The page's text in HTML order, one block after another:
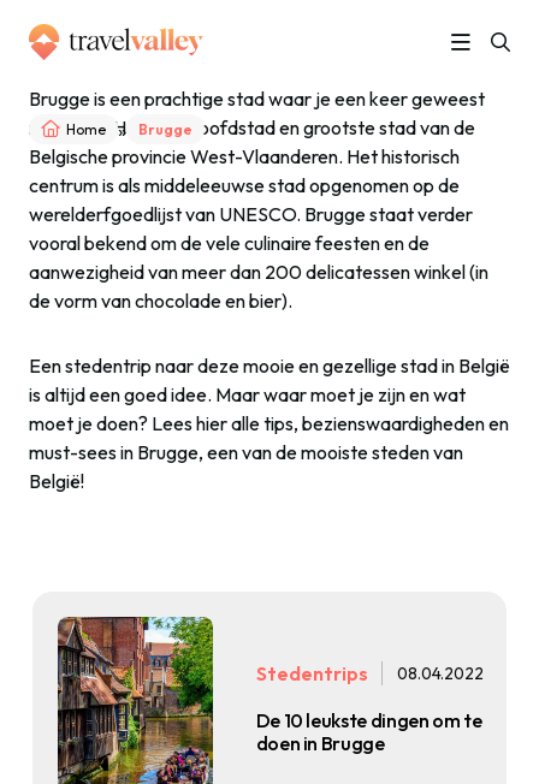
Home » Brugge
Brugge is een prachtige stad waar je een keer geweest
moet zijn. Het is de hoofdstad en grootste stad van de
Belgische provincie West-Vlaanderen. Het historisch
centrum is als middeleeuwse stad opgenomen op de
werelderfgoedlijst van UNESCO. Brugge staat verder
vooral bekend om de vele culinaire feesten en de
aanwezigheid van meer dan 200 delicatessen winkel (in
de vorm van chocolade en bier).
Een stedentrip naar deze mooie en gezellige stad in België
is altijd een goed idee. Maar waar moet je zijn en wat
moet je doen? Lees hier alle tips, bezienswaardigheden en
must-sees in Brugge, een van de mooiste steden van
België!
De 10 leukste dingen om te
doen in Brugge
Stedentrips 08.04.2022